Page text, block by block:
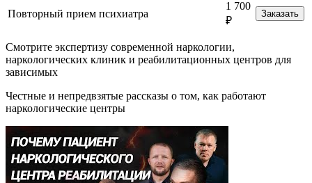
Повторный прием психиатра
1 700
₽
Заказать
Смотрите экспертизу современной наркологии,
наркологических клиник и реабилитационных центров для
зависимых
Честные и непредвзятые рассказы о том, как работают
наркологические центры